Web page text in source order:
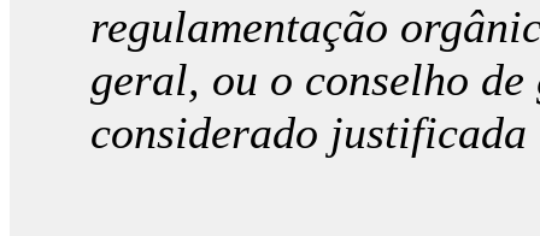
regulamentação
geral, ou o conselho
considerado